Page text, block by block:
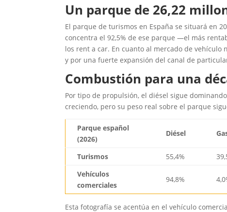
Un parque de 26,22
El parque de turismos en España se situará en
concentra el 92,5% de ese parque —el más
los rent a car. En cuanto al mercado de vehículo
y por una fuerte expansión del canal de
Combustión para una
Por tipo de propulsión, el diésel sigue
creciendo, pero su peso real sobre el parque
Parque español
(2026)
Diésel
Turismos 55,4%
Vehículos
comerciales
94,8%
Esta fotografía se acentúa en el vehículo